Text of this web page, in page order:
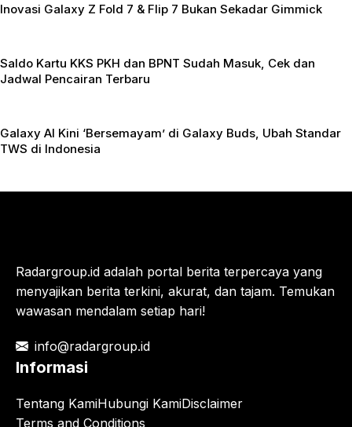
Inovasi Galaxy Z Fold 7 & Flip 7 Bukan Sekadar Gimmick
Saldo Kartu KKS PKH dan BPNT Sudah Masuk, Cek dan
Jadwal Pencairan Terbaru
Galaxy AI Kini ‘Bersemayam’ di Galaxy Buds, Ubah Standar
TWS di Indonesia
Radargroup.id adalah portal berita terpercaya yang
menyajikan berita terkini, akurat, dan tajam. Temukan
wawasan mendalam setiap hari!
info@radargroup.id
Informasi
Tentang KamiHubungi KamiDisclaimer
Terms and Conditions